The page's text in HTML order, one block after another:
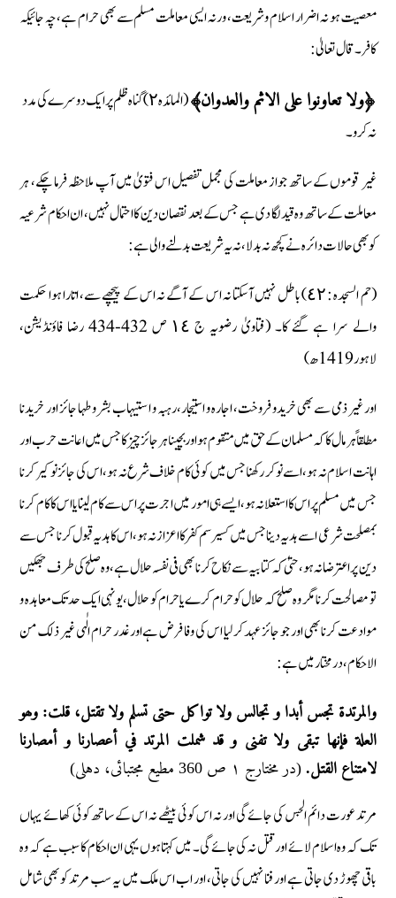
معصیت ہو نہ اضرار اسلام و شریعت، ورنہ ایسی معاملت مسلم سے بھی حرام ہے، چہ جائیکہ
کافر۔ قال تعالیٰ :
﴿ولا تعاونوا علی الاثم والعدوان﴾
(المائدہ ٢) گناہ ظلم پر ایک دوسرے کی مدد
نہ کرو۔
غیر قوموں کے ساتھ جواز معاملت کی مجمل تفصیل اس فتویٰ میں آپ ملاحظہ فرما چکے، ہر
معاملت کے ساتھ وہ قید لگا دی ہے جس کے بعد نقصان دین کا احتمال نہیں، ان احکام شرعیہ
کو بھی حالات دائرہ نے کچھ نہ بدلا، نہ یہ شریعت بدلنے والی ہے :
(حم السجدہ : ٤٢) باطل نہیں آسکتا نہ اس کے آگے نہ اس کے پیچھے سے، اتارا ہوا حکمت
والے سرا ہے گئے کا۔ (فتاویٰ رضویہ ج ١٤ ص 432-434 رضا فاؤنڈیشن،
لاہور 1419 ھ)
اور غیر ذمی سے بھی خریدو فروخت، اجارہ و استیجار، رہبہ و استیہاب بشر و طہا جائز اور خریدنا
مطلقاً ہر مال کا کہ مسلمان کے حق میں متقوم ہو اور بچینا ہر جائز چیز کا جس میں اعانت حرب اور
اہانت اسلام نہ ہو، اسے نوکر رکھنا جس میں کوئی کام خلاف شرع نہ ہو، اس کی جائز نوکیر کرنا
جس میں مسلم پر اس کا استعلانہ ہو، ایسے ہی امور میں اجرت پر اس سے کام لینا یا اس کا کام کرنا
بمصلحت شرعی اسے ہدیہ دینا جس میں کسیرسم کفر کا اعزاز نہ ہو، اس کا ہدیہ قبول کرنا جس سے
دین پر اعترضا نہ ہو، حتیٰ کہ کتابیہ سے نکاح کرنا بھی فی نفسہ حلال ہے، وہ صلح کی طرف جھکیں
تو مصالحت کرنا مگر وہ صلح کہ حلال کو حرام کرے یا حرام کو حلال، یونہی ایک حد تک معاہدہ و
موادعت کرنا بھی اور جو جائز عہد کرلیا اس کی وفا فرض ہے اور غدر حرام الٰہی غیر ذلک من
الاحکام، درمختار میں ہے :
والمرتدۃ تجس أبدا و تجالس ولا تواکل حتی تسلم ولا تقتل، قلت: وھو
العلة فإنھا تبقی ولا تفنی و قد شملت المرتد في أعصارنا و أمصارنا
لامتناع القتل. (در مختارج ١ ص 360 مطیع مجتبائی، دہلی)
مرتد عورت دائم الجس کی جائے گی اور نہ اس کوئی بیٹھے نہ اس کے ساتھ کوئی کھائے یہاں
تک کہ وہ اسلام لائے اور قتل نہ کی جائے گی۔ میں کہتا ہوں یہی ان احکام کا سبب ہے کہ وہ
باقی چھوڑ دی جاتی ہے اور فنا نہیں کی جاتی، اور اب اس ملک میں یہ سب مرتد کو بھی شامل